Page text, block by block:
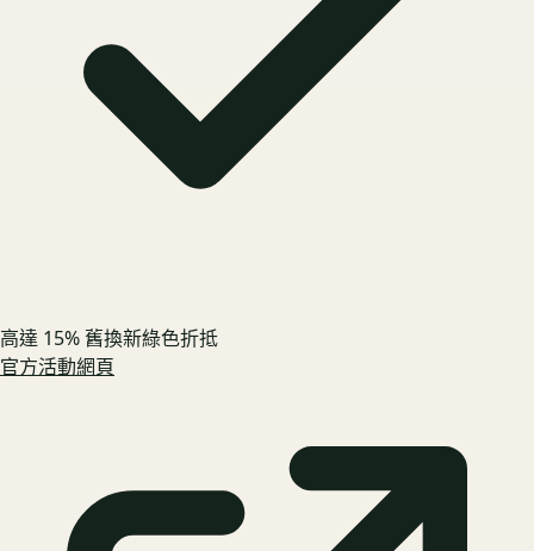
高達 15% 舊換新綠色折抵
官方活動網頁